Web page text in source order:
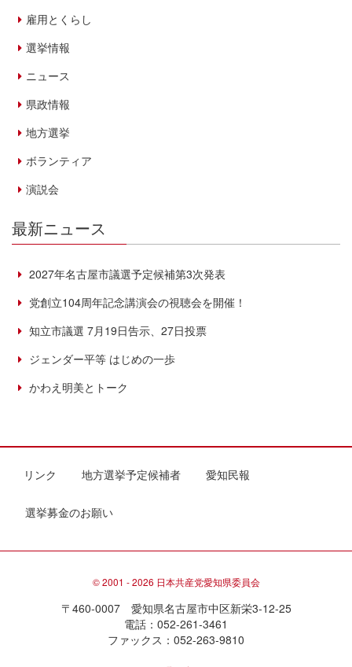
雇用とくらし
選挙情報
ニュース
県政情報
地方選挙
ボランティア
演説会
最新ニュース
2027年名古屋市議選予定候補第3次発表
党創立104周年記念講演会の視聴会を開催！
知立市議選 7月19日告示、27日投票
ジェンダー平等 はじめの一歩
かわえ明美とトーク
リンク 地方選挙予定候補者 愛知民報
選挙募金のお願い
© 2001 - 2026 日本共産党愛知県委員会
〒460-0007 愛知県名古屋市中区新栄3-12-25
電話：052-261-3461
ファックス：052-263-9810